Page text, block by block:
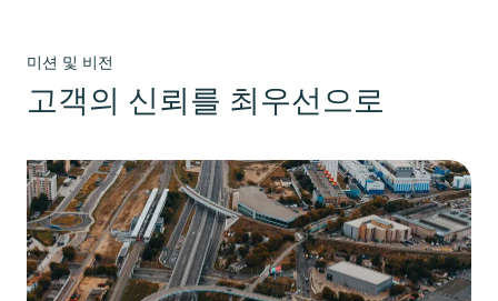
미션 및 비전
고객의 신뢰를 최우선으로